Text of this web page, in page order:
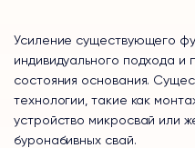
Усиление существующего
индивидуального подхода и
состояния основания.
технологии, такие как
устройство микросвай или
буронабивных свай.